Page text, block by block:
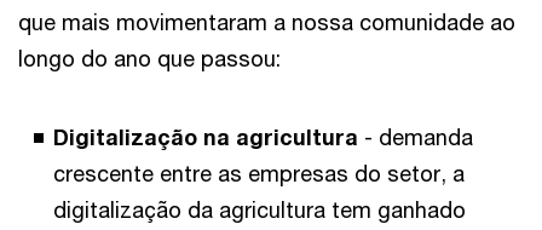
que mais movimentaram a nossa comunidade ao
longo do ano que passou:
Digitalização na agricultura - demanda
crescente entre as empresas do setor, a
digitalização da agricultura tem ganhado